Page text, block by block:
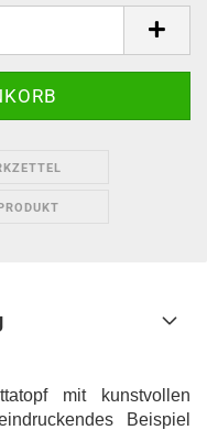
mit kunstvollen
Beispiel